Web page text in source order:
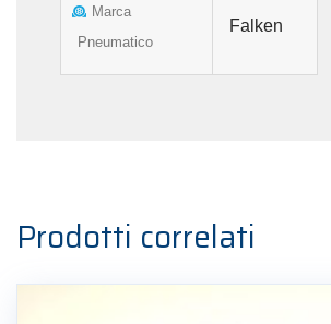
Marca
Pneumatico
Falken
Prodotti correlati